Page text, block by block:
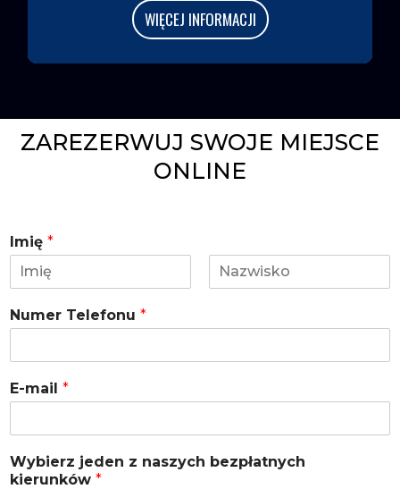
WIĘCEJ INFORMACJI
ZAREZERWUJ SWOJE MIEJSCE
ONLINE
Imię *
m
i
s
Numer Telefonu *
E-mail *
Wybierz jeden z naszych bezpłatnych
kierunków *